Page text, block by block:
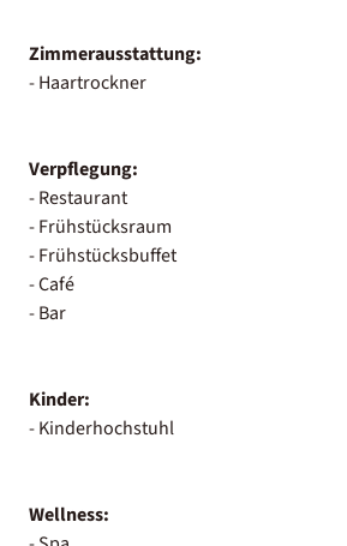
Zimmerausstattung:
- Haartrockner
Verpflegung:
- Restaurant
- Frühstücksraum
- Frühstücksbuffet
- Café
- Bar
Kinder:
- Kinderhochstuhl
Wellness: